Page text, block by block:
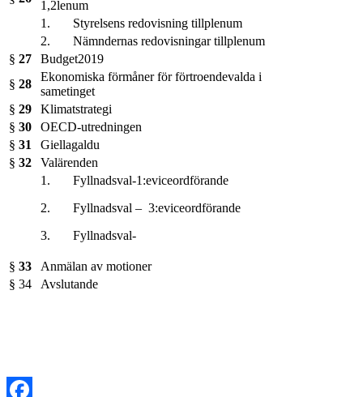
1,2lenum
1. Styrelsens redovisning tillplenum
2. Nämndernas redovisningar tillplenum
§ 27
Budget2019
§ 28
Ekonomiska förmåner för förtroendevalda i
sametinget
§ 29
Klimatstrategi
§ 30
OECD-utredningen
§ 31
Giellagaldu
§ 32
Valärenden
1. Fyllnadsval-1:eviceordförande
2. Fyllnadsval – 3:eviceordförande
3. Fyllnadsval-
§ 33
Anmälan av motioner
§ 34
Avslutande